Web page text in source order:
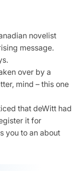
novelist
message.
over by a
mind – this one
that deWitt had
it for
you to an about